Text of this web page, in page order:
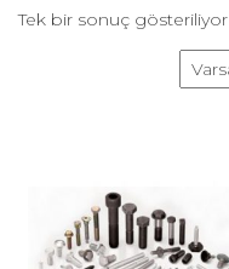
Tek bir sonuç gösteriliyor